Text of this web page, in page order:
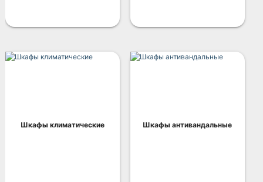
Шкафы климатические Шкафы антивандальные